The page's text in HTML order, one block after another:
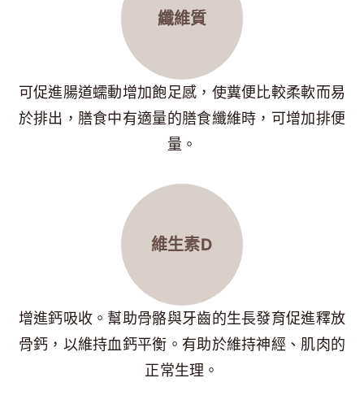
纖維質
可促進腸道蠕動增加飽足感，使糞便比較柔軟而易
於排出，膳食中有適量的膳食纖維時，可增加排便
量。
維生素D
增進鈣吸收。幫助骨骼與牙齒的生長發育促進釋放
骨鈣，以維持血鈣平衡。有助於維持神經、肌肉的
正常生理。